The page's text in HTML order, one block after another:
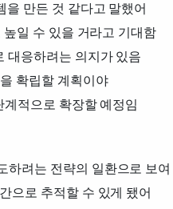
을 만든 것 같다고 말했어
일 수 있을 거라고 기대함
대응하려는 의지가 있음
확립할 계획이야
적으로 확장할 예정임
하려는 전략의 일환으로 보여
으로 추적할 수 있게 됐어